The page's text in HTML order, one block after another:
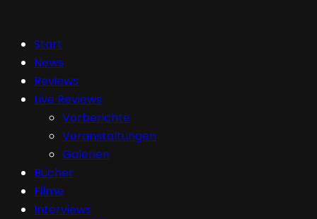
Start
News
Reviews
Live Reviews
Vorberichte
Veranstaltungen
Galerien
Bücher
Filme
Interviews